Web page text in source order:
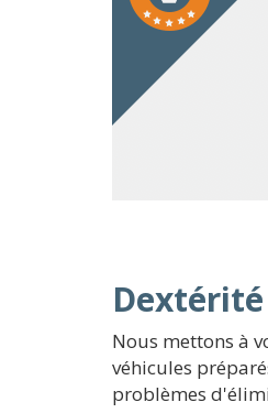
Nous mettons à
véhicules
problèmes